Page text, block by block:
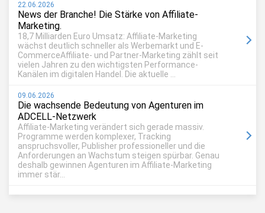
22.06.2026
News der Branche! Die Stärke von Affiliate-
Marketing.
18,7 Milliarden Euro Umsatz: Affiliate-Marketing
wächst deutlich schneller als Werbemarkt und E-
CommerceAffiliate- und Partner-Marketing zählt seit
vielen Jahren zu den wichtigsten Performance-
Kanälen im digitalen Handel. Die aktuelle ...
09.06.2026
Die wachsende Bedeutung von Agenturen im
ADCELL-Netzwerk
Affiliate-Marketing verändert sich gerade massiv.
Programme werden komplexer, Tracking
anspruchsvoller, Publisher professioneller und die
Anforderungen an Wachstum steigen spürbar. Genau
deshalb gewinnen Agenturen im Affiliate-Marketing
immer stär...